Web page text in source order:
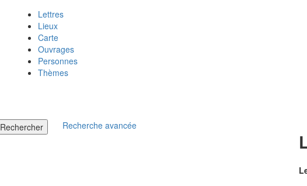
Lettres
Lieux
Carte
Ouvrages
Personnes
Thèmes
Rechercher Recherche avancée